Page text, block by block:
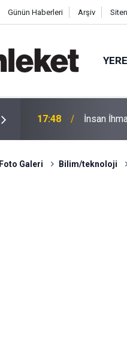
Günün Haberleri Arşiv
17:48 İnsan
Foto Galeri Bilim/teknoloji